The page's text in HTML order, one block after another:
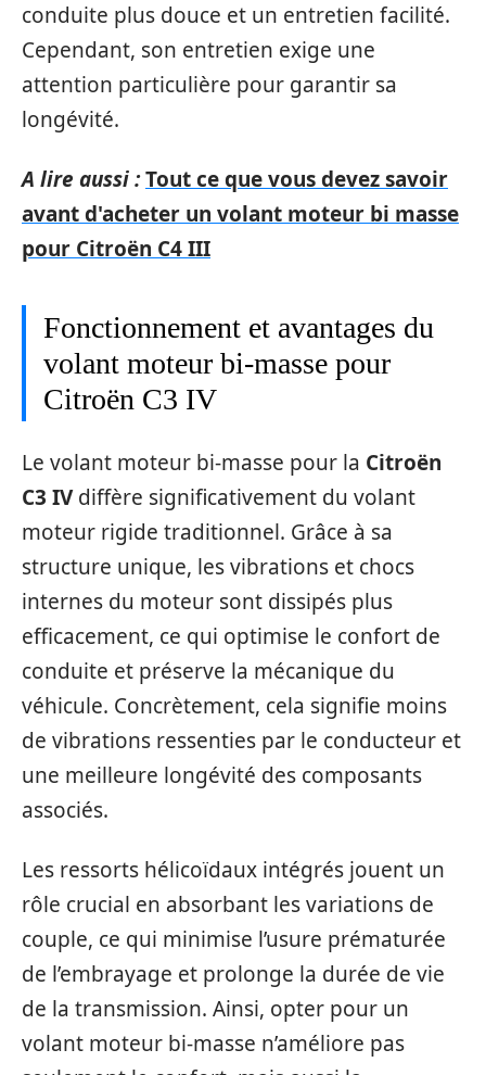
conduite plus douce et un entretien facilité.
Cependant, son entretien exige une
attention particulière pour garantir sa
longévité.
A lire aussi :Tout ce que vous devez savoir
avant d'acheter un volant moteur bi masse
pour Citroën C4 III
Fonctionnement et avantages du
volant moteur bi-masse pour
Citroën C3 IV
Le volant moteur bi-masse pour la Citroën
C3 IVdiffère significativement du volant
moteur rigide traditionnel. Grâce à sa
structure unique, les vibrations et chocs
internes du moteur sont dissipés plus
efficacement, ce qui optimise le confort de
conduite et préserve la mécanique du
véhicule. Concrètement, cela signifie moins
de vibrations ressenties par le conducteur et
une meilleure longévité des composants
associés.
Les ressorts hélicoïdaux intégrés jouent un
rôle crucial en absorbant les variations de
couple, ce qui minimise l’usure prématurée
de l’embrayage et prolonge la durée de vie
de la transmission. Ainsi, opter pour un
volant moteur bi-masse n’améliore pas